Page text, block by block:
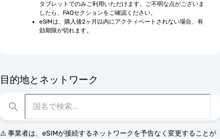
タブレットでのみご利用いただけます。ご不明な点がございま
したら、FAQセクションをご確認ください。
eSIMは、購入後2ヶ月以内にアクティベートされない場合、有
効期限が切れます。
目的地とネットワーク
⚠️ 事業者は、eSIMが接続するネットワークを予告なく変更することが